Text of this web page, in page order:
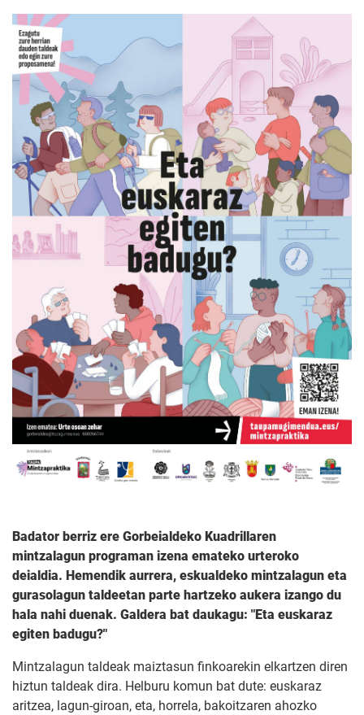
Badator berriz ere Gorbeialdeko Kuadrillaren
mintzalagun programan izena emateko urteroko
deialdia. Hemendik aurrera, eskualdeko mintzalagun eta
gurasolagun taldeetan parte hartzeko aukera izango du
hala nahi duenak. Galdera bat daukagu: "Eta euskaraz
egiten badugu?"
Mintzalagun taldeak maiztasun finkoarekin elkartzen diren
hiztun taldeak dira. Helburu komun bat dute: euskaraz
aritzea, lagun-giroan, eta, horrela, bakoitzaren ahozko